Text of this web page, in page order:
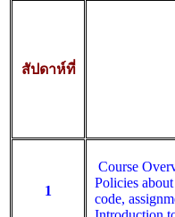
สัปดาห์ที่
1
Course
Policies about
code,